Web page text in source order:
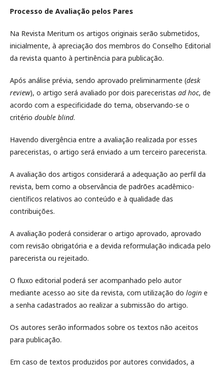
Processo de Avaliação pelos Pares
Na Revista Meritum os artigos originais serão submetidos,
inicialmente, à apreciação dos membros do Conselho Editorial
da revista quanto à pertinência para publicação.
Após análise prévia, sendo aprovado preliminarmente (desk
review), o artigo será avaliado por dois pareceristas ad hoc, de
acordo com a especificidade do tema, observando-se o
critério double blind.
Havendo divergência entre a avaliação realizada por esses
pareceristas, o artigo será enviado a um terceiro parecerista.
A avaliação dos artigos considerará a adequação ao perfil da
revista, bem como a observância de padrões acadêmico-
científicos relativos ao conteúdo e à qualidade das
contribuições.
A avaliação poderá considerar o artigo aprovado, aprovado
com revisão obrigatória e a devida reformulação indicada pelo
parecerista ou rejeitado.
O fluxo editorial poderá ser acompanhado pelo autor
mediante acesso ao site da revista, com utilização do login e
a senha cadastrados ao realizar a submissão do artigo.
Os autores serão informados sobre os textos não aceitos
para publicação.
Em caso de textos produzidos por autores convidados, a